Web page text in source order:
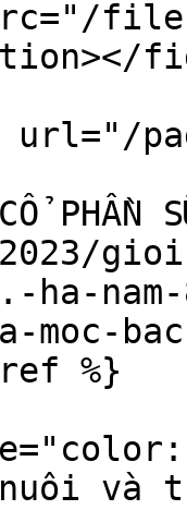
files/
PHẦN
ha-
moc-
%}
và